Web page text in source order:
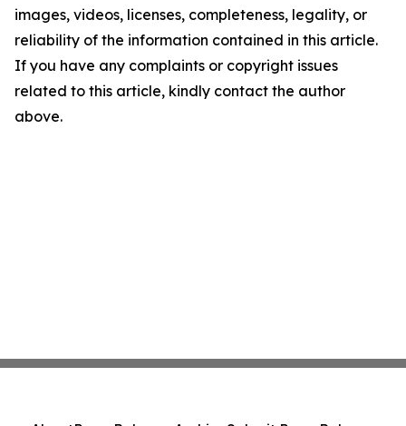
images, videos, licenses, completeness, legality, or
reliability of the information contained in this article.
If you have any complaints or copyright issues
related to this article, kindly contact the author
above.